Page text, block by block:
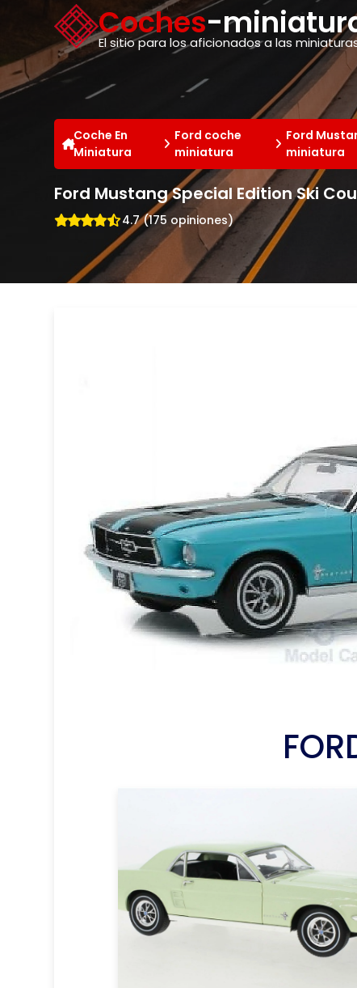
Coches-
El sitio para los aficionados a las
Coche En
Miniatura
Ford coche
miniatura
Ford
miniatura
Ford Mustang Special Edition Ski
4.7 (175 opiniones)
Panel de gestión de cookies